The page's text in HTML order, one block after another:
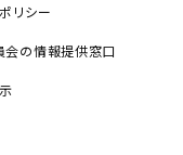
リシー
会の情報提供窓口